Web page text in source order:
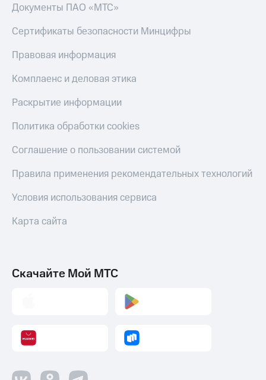
Документы ПАО «МТС»
Сертификаты безопасности Минцифры
Правовая информация
Комплаенс и деловая этика
Раскрытие информации
Политика обработки cookies
Соглашение о пользовании системой
Правила применения рекомендательных технологий
Условия использования сервиса
Карта сайта
Скачайте Мой МТС